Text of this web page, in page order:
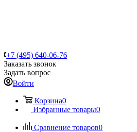
+7 (495) 640-06-76
Заказать звонок
Задать вопрос
Войти
Корзина0
Избранные товары0
Сравнение товаров0